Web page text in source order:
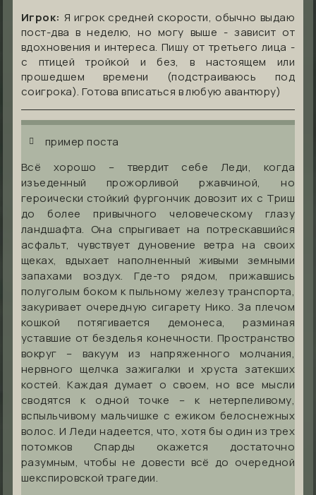
Игрок: Я игрок средней скорости, обычно выдаю
пост-два в неделю, но могу выше - зависит от
вдохновения и интереса. Пишу от третьего лица -
с птицей тройкой и без, в настоящем или
прошедшем времени (подстраиваюсь под
соигрока). Готова вписаться в любую авантюру)
пример поста
Всё хорошо – твердит себе Леди, когда
изъеденный прожорливой ржавчиной, но
героически стойкий фургончик довозит их с Триш
до более привычного человеческому глазу
ландшафта. Она спрыгивает на потрескавшийся
асфальт, чувствует дуновение ветра на своих
щеках, вдыхает наполненный живыми земными
запахами воздух. Где-то рядом, прижавшись
полуголым боком к пыльному железу транспорта,
закуривает очередную сигарету Нико. За плечом
кошкой потягивается демонеса, разминая
уставшие от безделья конечности. Пространство
вокруг – вакуум из напряженного молчания,
нервного щелчка зажигалки и хруста затекших
костей. Каждая думает о своем, но все мысли
сводятся к одной точке – к нетерпеливому,
вспыльчивому мальчишке c ежиком белоснежных
волос. И Леди надеется, что, хотя бы один из трех
потомков Спарды окажется достаточно
разумным, чтобы не довести всё до очередной
шекспировской трагедии.